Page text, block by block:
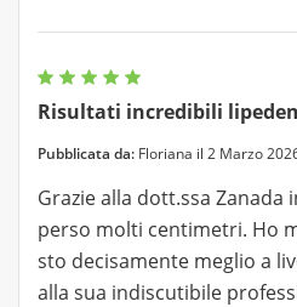
Risultati incredibili
Pubblicata da: Floriana il 2 Marzo
Grazie alla dott.ssa Zanada
perso molti centimetri. Ho
sto decisamente meglio a
alla sua indiscutibile